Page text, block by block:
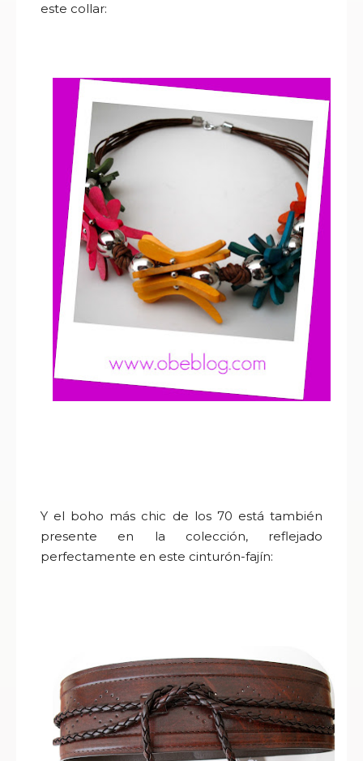
este collar:
Y el boho más chic de los 70 está también
presente en la colección, reflejado
perfectamente en este cinturón-fajín: